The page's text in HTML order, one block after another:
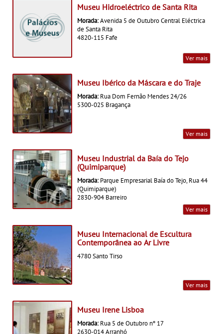
Museu Hidroeléctrico de Santa Rita
Morada:Avenida 5 de Outubro Central Eléctrica
de Santa Rita
4820-115 Fafe
Ver mais
Museu Ibérico da Máscara e do Traje
Morada: Rua Dom Fernão Mendes 24/26
5300-025 Bragança
Ver mais
Museu Industrial da Baía do Tejo
(Quimiparque)
Morada: Parque Empresarial Baía do Tejo, Rua 44
(Quimiparque)
2830-904 Barreiro
Ver mais
Museu Internacional de Escultura
Contemporânea ao Ar Livre
4780 Santo Tirso
Ver mais
Museu Irene Lisboa
Morada: Rua 5 de Outubro nº 17
2630-014 Arranhó